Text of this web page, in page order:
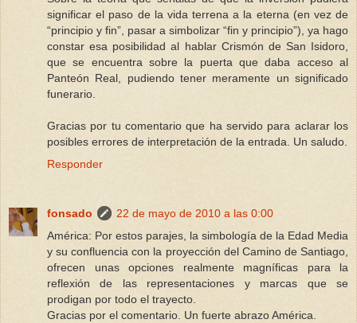
significar el paso de la vida terrena a la eterna (en vez de
“principio y fin”, pasar a simbolizar “fin y principio”), ya hago
constar esa posibilidad al hablar Crismón de San Isidoro,
que se encuentra sobre la puerta que daba acceso al
Panteón Real, pudiendo tener meramente un significado
funerario.
Gracias por tu comentario que ha servido para aclarar los
posibles errores de interpretación de la entrada. Un saludo.
Responder
fonsado
22 de mayo de 2010 a las 0:00
América: Por estos parajes, la simbología de la Edad Media
y su confluencia con la proyección del Camino de Santiago,
ofrecen unas opciones realmente magníficas para la
reflexión de las representaciones y marcas que se
prodigan por todo el trayecto.
Gracias por el comentario. Un fuerte abrazo América.